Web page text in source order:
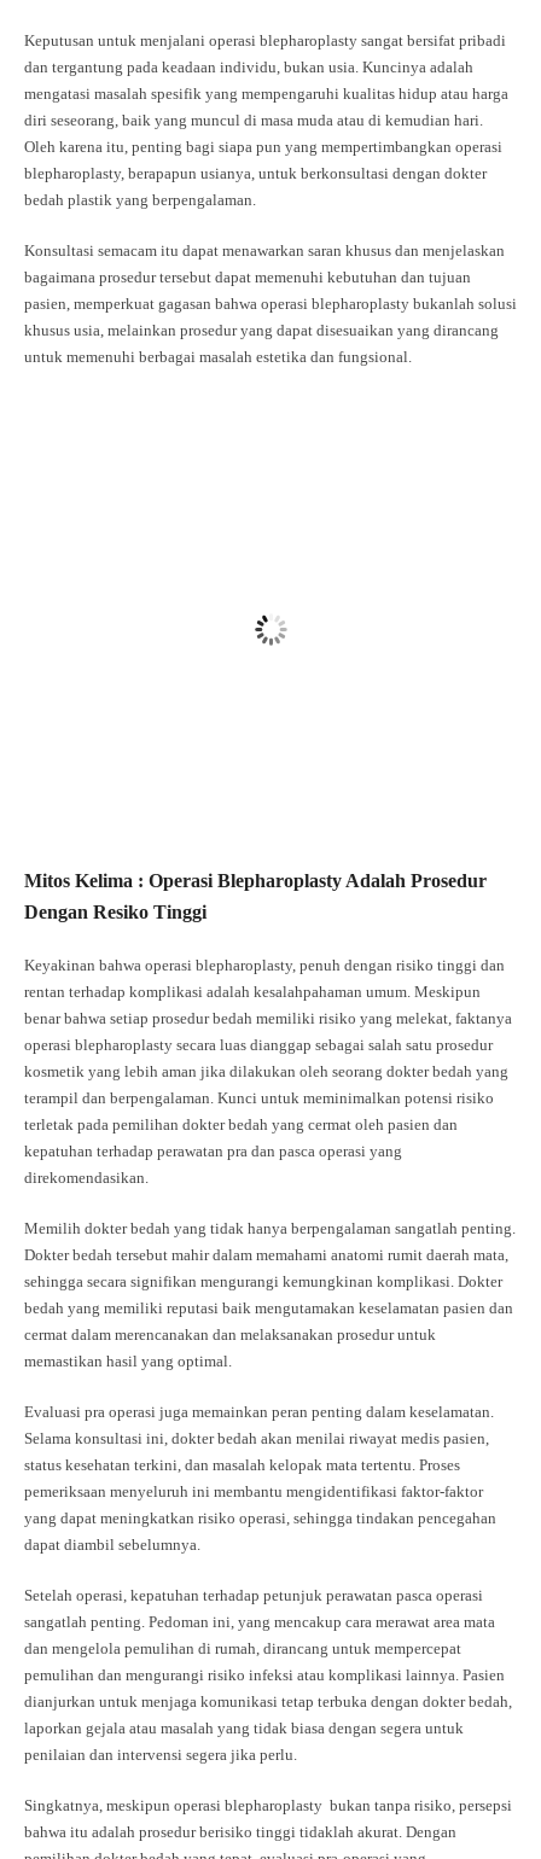
Keputusan untuk menjalani operasi blepharoplasty sangat bersifat pribadi
dan tergantung pada keadaan individu, bukan usia. Kuncinya adalah
mengatasi masalah spesifik yang mempengaruhi kualitas hidup atau harga
diri seseorang, baik yang muncul di masa muda atau di kemudian hari.
Oleh karena itu, penting bagi siapa pun yang mempertimbangkan operasi
blepharoplasty, berapapun usianya, untuk berkonsultasi dengan dokter
bedah plastik yang berpengalaman.
Konsultasi semacam itu dapat menawarkan saran khusus dan menjelaskan
bagaimana prosedur tersebut dapat memenuhi kebutuhan dan tujuan
pasien, memperkuat gagasan bahwa operasi blepharoplasty bukanlah solusi
khusus usia, melainkan prosedur yang dapat disesuaikan yang dirancang
untuk memenuhi berbagai masalah estetika dan fungsional.
Mitos Kelima : Operasi Blepharoplasty Adalah Prosedur
Dengan Resiko Tinggi
Keyakinan bahwa operasi blepharoplasty, penuh dengan risiko tinggi dan
rentan terhadap komplikasi adalah kesalahpahaman umum. Meskipun
benar bahwa setiap prosedur bedah memiliki risiko yang melekat, faktanya
operasi blepharoplasty secara luas dianggap sebagai salah satu prosedur
kosmetik yang lebih aman jika dilakukan oleh seorang dokter bedah yang
terampil dan berpengalaman. Kunci untuk meminimalkan potensi risiko
terletak pada pemilihan dokter bedah yang cermat oleh pasien dan
kepatuhan terhadap perawatan pra dan pasca operasi yang
direkomendasikan.
Memilih dokter bedah yang tidak hanya berpengalaman sangatlah penting.
Dokter bedah tersebut mahir dalam memahami anatomi rumit daerah mata,
sehingga secara signifikan mengurangi kemungkinan komplikasi. Dokter
bedah yang memiliki reputasi baik mengutamakan keselamatan pasien dan
cermat dalam merencanakan dan melaksanakan prosedur untuk
memastikan hasil yang optimal.
Evaluasi pra operasi juga memainkan peran penting dalam keselamatan.
Selama konsultasi ini, dokter bedah akan menilai riwayat medis pasien,
status kesehatan terkini, dan masalah kelopak mata tertentu. Proses
pemeriksaan menyeluruh ini membantu mengidentifikasi faktor-faktor
yang dapat meningkatkan risiko operasi, sehingga tindakan pencegahan
dapat diambil sebelumnya.
Setelah operasi, kepatuhan terhadap petunjuk perawatan pasca operasi
sangatlah penting. Pedoman ini, yang mencakup cara merawat area mata
dan mengelola pemulihan di rumah, dirancang untuk mempercepat
pemulihan dan mengurangi risiko infeksi atau komplikasi lainnya. Pasien
dianjurkan untuk menjaga komunikasi tetap terbuka dengan dokter bedah,
laporkan gejala atau masalah yang tidak biasa dengan segera untuk
penilaian dan intervensi segera jika perlu.
Singkatnya, meskipun operasi blepharoplasty bukan tanpa risiko, persepsi
bahwa itu adalah prosedur berisiko tinggi tidaklah akurat. Dengan